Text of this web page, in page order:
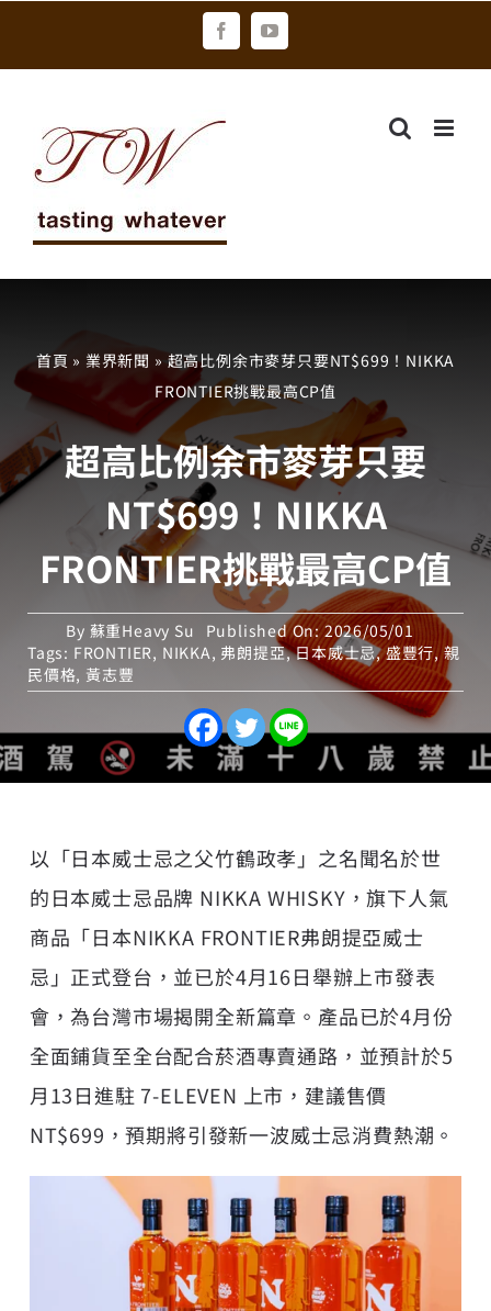
FacebookYouTube
首頁 » 業界新聞 » 超高比例余市麥芽只要NT$699！NIKKA
FRONTIER挑戰最高CP值
超高比例余市麥芽只要
NT$699！NIKKA
FRONTIER挑戰最高CP值
By 蘇重Heavy Su
Published On: 2026/05/01
Tags: FRONTIER, NIKKA, 弗朗提亞,日本威士忌,盛豐行,親
民價格, 黃志豐
以「日本威士忌之父竹鶴政孝」之名聞名於世
的日本威士忌品牌 NIKKA WHISKY，旗下人氣
商品「日本NIKKA FRONTIER弗朗提亞威士
忌」正式登台，並已於4月16日舉辦上市發表
會，為台灣市場揭開全新篇章。產品已於4月份
全面鋪貨至全台配合菸酒專賣通路，並預計於5
月13日進駐 7-ELEVEN 上市，建議售價
NT$699，預期將引發新一波威士忌消費熱潮。